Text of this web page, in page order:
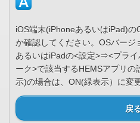
iOS端末(iPhoneあるいはiPad)
か確認してください。OSバー
あるいはiPadの<設定>⇒<プラ
ーク>で該当するHEMSアプリ
示)の場合は、ON(緑表示）に変
戻